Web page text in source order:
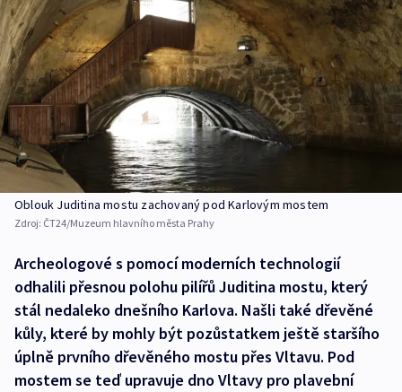
Oblouk Juditina mostu zachovaný pod Karlovým mostem
Zdroj: ČT24/Muzeum hlavního města Prahy
Archeologové s pomocí moderních technologií
odhalili přesnou polohu pilířů Juditina mostu, který
stál nedaleko dnešního Karlova. Našli také dřevěné
kůly, které by mohly být pozůstatkem ještě staršího
úplně prvního dřevěného mostu přes Vltavu. Pod
mostem se teď upravuje dno Vltavy pro plavební